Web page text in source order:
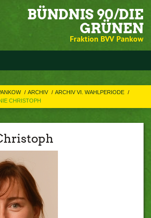
BÜNDNIS 90/DIE
GRÜNEN
Fraktion BVV Pankow
ARCHIV
ARCHIV VI. WAHLPERIODE
CHRISTOPH